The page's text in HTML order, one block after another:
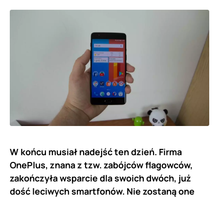
W końcu musiał nadejść ten dzień. Firma
OnePlus, znana z tzw. zabójców flagowców,
zakończyła wsparcie dla swoich dwóch, już
dość leciwych smartfonów. Nie zostaną one